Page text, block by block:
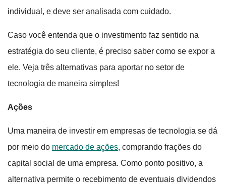
individual, e deve ser analisada com cuidado.
Caso você entenda que o investimento faz sentido na
estratégia do seu cliente, é preciso saber como se expor a
ele. Veja três alternativas para aportar no setor de
tecnologia de maneira simples!
Ações
Uma maneira de investir em empresas de tecnologia se dá
por meio do mercado de ações, comprando frações do
capital social de uma empresa. Como ponto positivo, a
alternativa permite o recebimento de eventuais dividendos